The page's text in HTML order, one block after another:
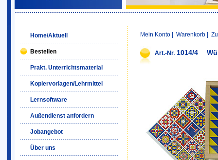
Home/Aktuell
Bestellen
Prakt. Unterrichtsmaterial
Kopiervorlagen/Lehrmittel
Lernsoftware
Außendienst anfordern
Jobangebot
Über uns
Mein Konto Warenkorb
Art.-Nr. 1014/4